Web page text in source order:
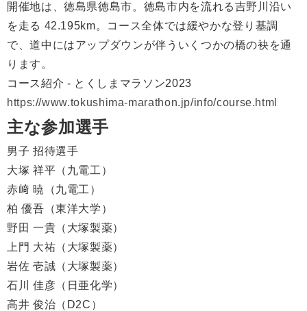
開催地は、徳島県徳島市。徳島市内を流れる吉野川沿い
を走る 42.195km。コース全体では緩やかな登り基調
で、道中にはアップダウンが伴ういくつかの橋の袂を通
ります。
コース紹介 - とくしまマラソン2023
https://www.tokushima-marathon.jp/info/course.html
主な参加選手
男子 招待選手
大塚 祥平（九電工）
赤﨑 暁（九電工）
柏 優吾（東洋大学）
野田 一貴（大塚製薬）
上門 大祐（大塚製薬）
岩佐 壱誠（大塚製薬）
石川 佳彦（日亜化学）
高井 俊治（D2C）